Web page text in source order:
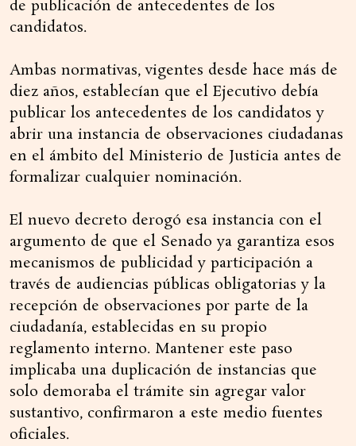
de publicación de antecedentes de los
candidatos.
Ambas normativas, vigentes desde hace más de
diez años, establecían que el Ejecutivo debía
publicar los antecedentes de los candidatos y
abrir una instancia de observaciones ciudadanas
en el ámbito del Ministerio de Justicia antes de
formalizar cualquier nominación.
El nuevo decreto derogó esa instancia con el
argumento de que el Senado ya garantiza esos
mecanismos de publicidad y participación a
través de audiencias públicas obligatorias y la
recepción de observaciones por parte de la
ciudadanía, establecidas en su propio
reglamento interno. Mantener este paso
implicaba una duplicación de instancias que
solo demoraba el trámite sin agregar valor
sustantivo, confirmaron a este medio fuentes
oficiales.